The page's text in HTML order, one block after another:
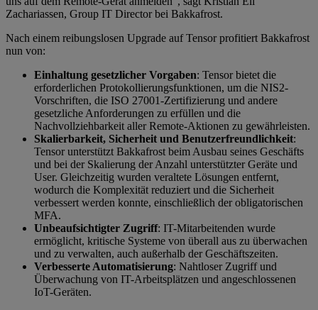
Zachariassen, Group IT Director bei Bakkafrost.
Nach einem reibungslosen Upgrade auf Tensor profitiert Bakkafrost
nun von:
Einhaltung gesetzlicher Vorgaben: Tensor bietet die
erforderlichen Protokollierungsfunktionen, um die NIS2-
Vorschriften, die ISO 27001-Zertifizierung und andere
gesetzliche Anforderungen zu erfüllen und die
Nachvollziehbarkeit aller Remote-Aktionen zu gewährleisten.
Skalierbarkeit, Sicherheit und Benutzerfreundlichkeit:
Tensor unterstützt Bakkafrost beim Ausbau seines Geschäfts
und bei der Skalierung der Anzahl unterstützter Geräte und
User. Gleichzeitig wurden veraltete Lösungen entfernt,
wodurch die Komplexität reduziert und die Sicherheit
verbessert werden konnte, einschließlich der obligatorischen
MFA.
Unbeaufsichtigter Zugriff: IT-Mitarbeitenden wurde
ermöglicht, kritische Systeme von überall aus zu überwachen
und zu verwalten, auch außerhalb der Geschäftszeiten.
Verbesserte Automatisierung: Nahtloser Zugriff und
Überwachung von IT-Arbeitsplätzen und angeschlossenen
IoT-Geräten.